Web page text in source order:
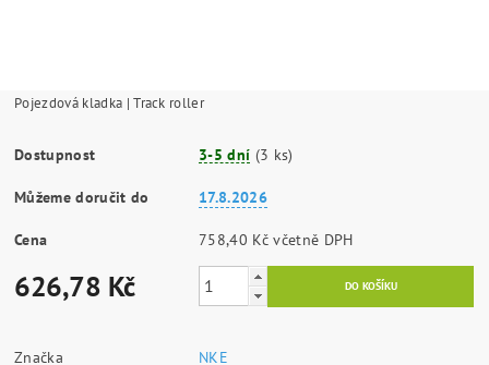
Pojezdová kladka | Track roller
Dostupnost 3-5 dní (3 ks)
Můžeme doručit do 17.8.2026
Cena 758,40 Kč včetně DPH
626,78 Kč
Značka
NKE